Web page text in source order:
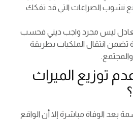
نشوب الصراعات التي قد تفكك
العادل ليس مجرد واجب ديني فحسب
تضمن انتقال الملكيات بطريقة
توزيع الميراث
بعد الوفاة مباشرة إلا أن الواقع